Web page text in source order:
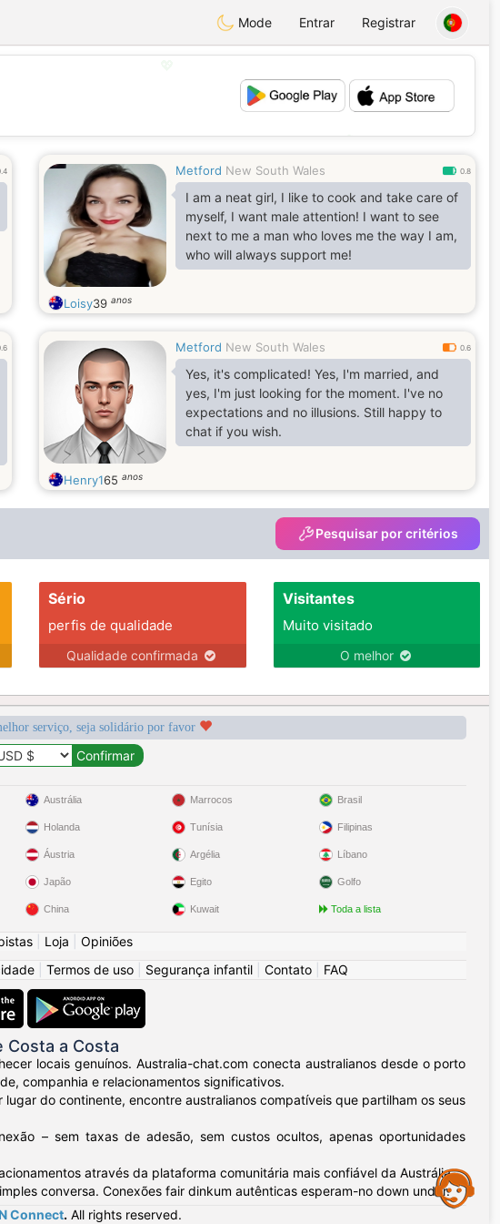
Mode Entrar Registrar
💕
Metford New South Wales 0.8
I am a neat girl, I like to cook and take care of
myself, I want male attention! I want to see
next to me a man who loves me the way I am,
who will always support me!
Loisy39 anos
Metford New South Wales 0.6
Yes, it's complicated! Yes, I'm married, and
yes, I'm just looking for the moment. I've no
expectations and no illusions. Still happy to
chat if you wish.
Henry165 anos
Pesquisar por critérios
Sério
perfis de qualidade
Qualidade confirmada
Visitantes
Muito visitado
O melhor
serviço, seja solidário por favor
Austrália
Holanda
Áustria
Japão
China
Marrocos
Tunísia
Argélia
Egito
Kuwait
Brasil
Filipinas
Líbano
Golfo
Toda a lista
Loja
Opiniões
Termos de uso Segurança infantil Contato FAQ
Costa a Costa
locais genuínos. Australia-chat.com conecta australianos desde o porto
companhia e relacionamentos significativos.
do continente, encontre australianos compatíveis que partilham os seus
– sem taxas de adesão, sem custos ocultos, apenas oportunidades
através da plataforma comunitária mais confiável da Austrália.
conversa. Conexões fair dinkum autênticas esperam-no down under.
Connect. All rights reserved.
Assistance